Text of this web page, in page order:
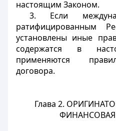
настоящим Законом.
3. Если
ратифицированным
установлены иные
содержатся в
применяются
договора.
Глава 2.